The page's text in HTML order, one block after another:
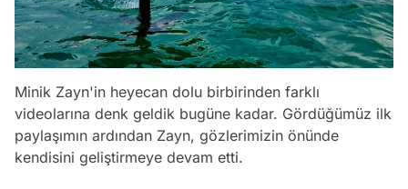
Minik Zayn'in heyecan dolu birbirinden farklı
videolarına denk geldik bugüne kadar. Gördüğümüz ilk
paylaşımın ardından Zayn, gözlerimizin önünde
kendisini geliştirmeye devam etti.